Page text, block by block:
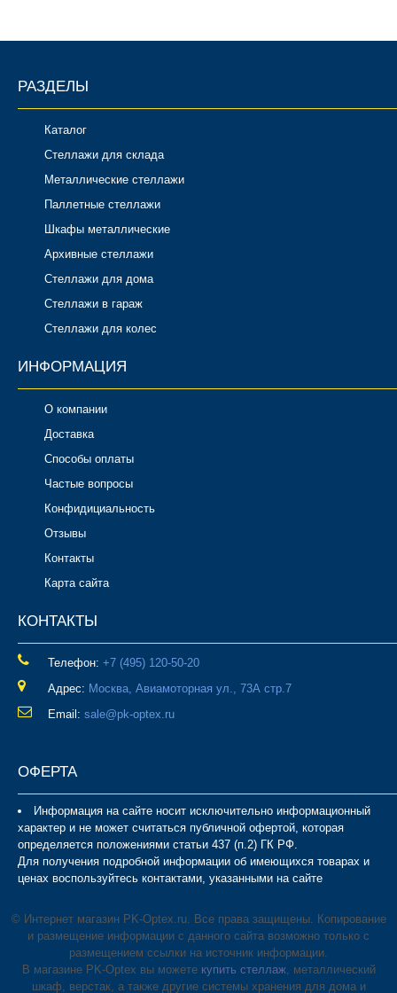
РАЗДЕЛЫ
Каталог
Стеллажи для склада
Металлические стеллажи
Паллетные стеллажи
Шкафы металлические
Архивные стеллажи
Стеллажи для дома
Стеллажи в гараж
Стеллажи для колес
ИНФОРМАЦИЯ
О компании
Доставка
Способы оплаты
Частые вопросы
Конфидициальность
Отзывы
Контакты
Карта сайта
КОНТАКТЫ
Телефон: ‎+7 (495) 120-50-20
Адрес: Москва, Авиамоторная ул., 73А стр.7
Email: sale@pk-optex.ru
ОФЕРТА
Информация на сайте носит исключительно информационный
характер и не может считаться публичной офертой, которая
определяется положениями статьи 437 (п.2) ГК РФ.
Для получения подробной информации об имеющихся товарах и
ценах воспользуйтесь контактами, указанными на сайте
© Интернет магазин PK-Optex.ru. Все права защищены. Копирование
и размещение информации с данного сайта возможно только с
размещением ссылки на источник информации.
В магазине PK-Optex вы можете купить стеллаж, металлический
шкаф, верстак, а также другие системы хранения для дома и